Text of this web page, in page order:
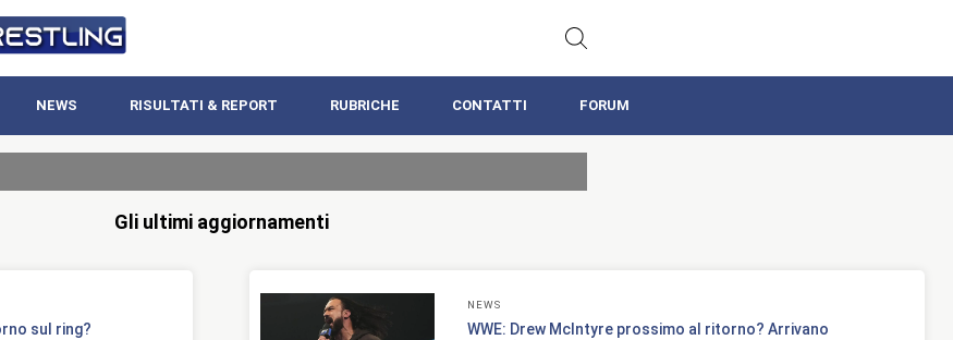
NEWS RISULTATI & REPORT RUBRICHE CONTATTI FORUM
Gli ultimi aggiornamenti
sul ring?
NEWS
WWE: Drew McIntyre prossimo al ritorno? Arrivano